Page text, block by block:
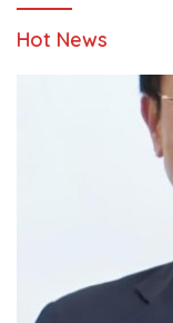
Hot News